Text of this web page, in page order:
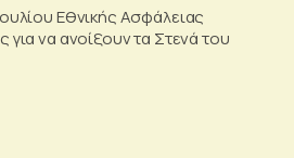
Εθνικής Ασφάλειας
να ανοίξουν τα Στενά του